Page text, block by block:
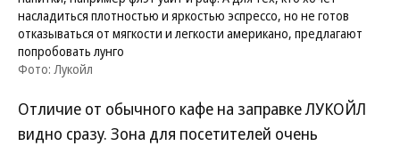
насладиться плотностью и яркостью эспрессо, но не готов
отказываться от мягкости и легкости американо, предлагают
попробовать лунго
Фото: Лукойл
Отличие от обычного кафе на заправке ЛУКОЙЛ
видно сразу. Зона для посетителей очень